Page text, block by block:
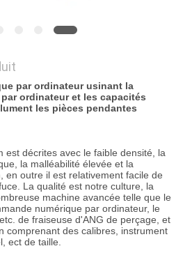
par ordinateur usinant la
ordinateur et les capacités
les pièces pendantes
est décrites avec le faible densité, la
la malléabilité élevée et la
en outre il est relativement facile de
La qualité est notre culture, la
machine avancée telle que le
numérique par ordinateur, le
de fraiseuse d'ANG de perçage, et
comprenant des calibres, instrument
ect de taille.